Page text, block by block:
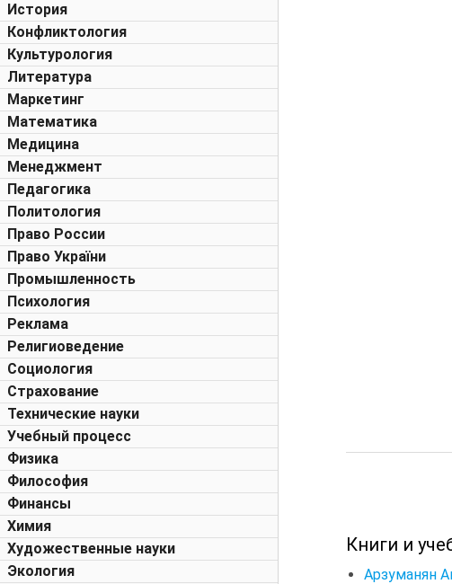
История
Конфликтология
Культурология
Литература
Маркетинг
Математика
Медицина
Менеджмент
Педагогика
Политология
Право России
Право України
Промышленность
Психология
Реклама
Религиоведение
Социология
Страхование
Технические науки
Учебный процесс
Физика
Философия
Финансы
Химия
Художественные науки
Экология
Книги и
Арзуманян